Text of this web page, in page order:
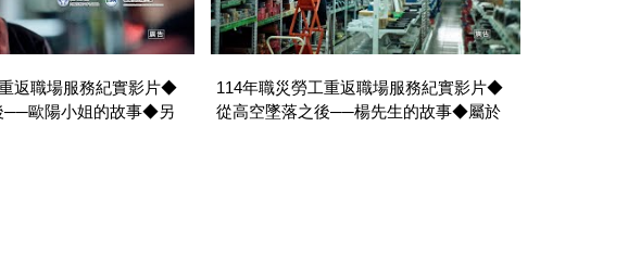
返職場服務紀實影片◆
──歐陽小姐的故事◆另
114年職災勞工重返職場服務紀實影片◆
從高空墜落之後──楊先生的故事◆屬於